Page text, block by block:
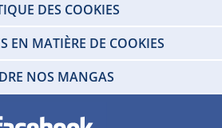
DES COOKIES
EN MATIÈRE DE COOKIES
NOS MANGAS